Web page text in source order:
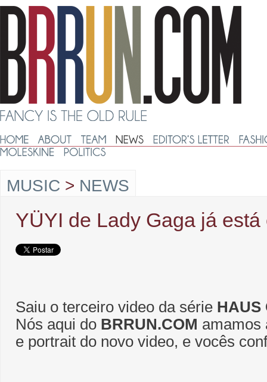
MUSIC > NEWS
YÜYI de Lady Gaga já está
Saiu o terceiro video da série HAUS
Nós aqui do BRRUN.COM amamos
e portrait do novo video, e vocês